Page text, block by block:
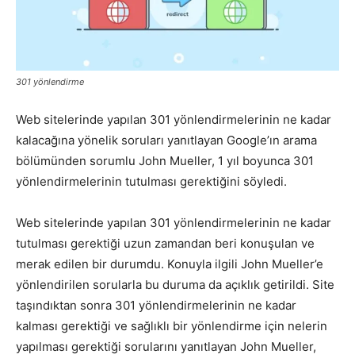
Pazarlaması
–
SEM,
301 yönlendirme
Web sitelerinde yapılan 301 yönlendirmelerinin ne kadar
kalacağına yönelik soruları yanıtlayan Google’ın arama
bölümünden sorumlu John Mueller, 1 yıl boyunca 301
yönlendirmelerinin tutulması gerektiğini söyledi.
Web sitelerinde yapılan 301 yönlendirmelerinin ne kadar
tutulması gerektiği uzun zamandan beri konuşulan ve
merak edilen bir durumdu. Konuyla ilgili John Mueller’e
yönlendirilen sorularla bu duruma da açıklık getirildi. Site
taşındıktan sonra 301 yönlendirmelerinin ne kadar
kalması gerektiği ve sağlıklı bir yönlendirme için nelerin
yapılması gerektiği sorularını yanıtlayan John Mueller,